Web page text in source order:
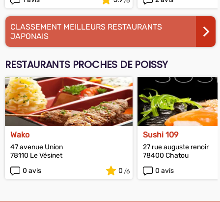
CLASSEMENT MEILLEURS RESTAURANTS
JAPONAIS
RESTAURANTS PROCHES DE POISSY
Wako
47 avenue Union
78110 Le Vésinet
0 avis
0
Sushi 109
27 rue auguste renoir
78400 Chatou
0 avis